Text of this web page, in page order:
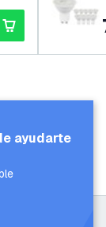
ayudarte